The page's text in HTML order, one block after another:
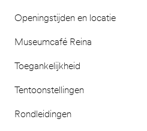
Openingstijden en locatie
Museumcafé Reina
Toegankelijkheid
Tentoonstellingen
Rondleidingen